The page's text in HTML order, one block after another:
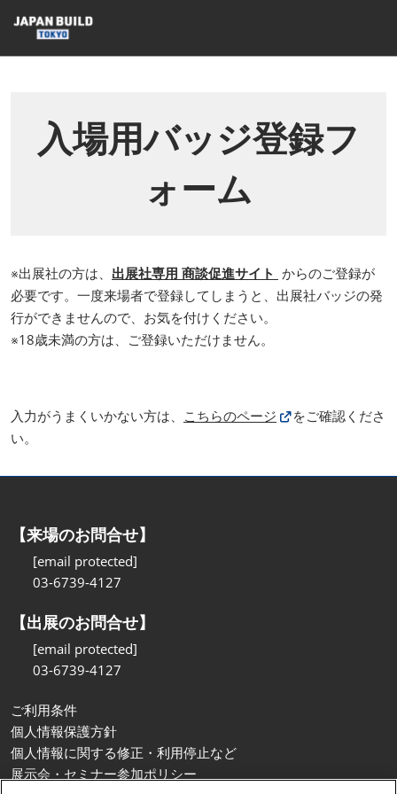
キ
ッ
入場用バッジ登録フ
ォーム
※出展社の方は、 出展社専用 商談促進サイト からのご登録が
必要です。一度来場者で登録してしまうと、出展社バッジの発
行ができませんので、お気を付けください。
※18歳未満の方は、ご登録いただけません。
入力がうまくいかない方は、 こちらのページ
をご確認くださ
い。
【来場のお問合せ】
[email protected]
03-6739-4127
【出展のお問合せ】
[email protected]
03-6739-4127
ご利用条件
個人情報保護方針
個人情報に関する修正・利用停止など
展示会・セミナー参加ポリシー